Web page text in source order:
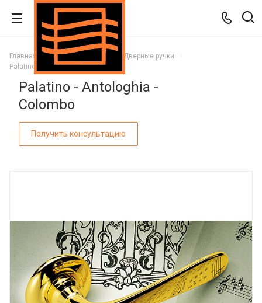
Главная Каталог
Дверные ручки
Palatino - Antologhia - Colombo
Palatino - Antologhia -
Colombo
Получить консультацию